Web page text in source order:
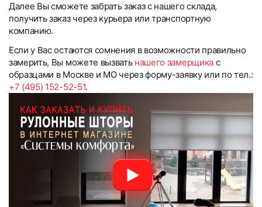
Далее Вы сможете забрать заказ с нашего склада,
получить заказ через курьера или транспортную
компанию.
Если у Вас остаются сомнения в возможности правильно
замерить, Вы можете вызвать нашего замерщикас
образцами в Москве и МО через форму-заявку или по тел.:
+7 (495) 152-52-51.